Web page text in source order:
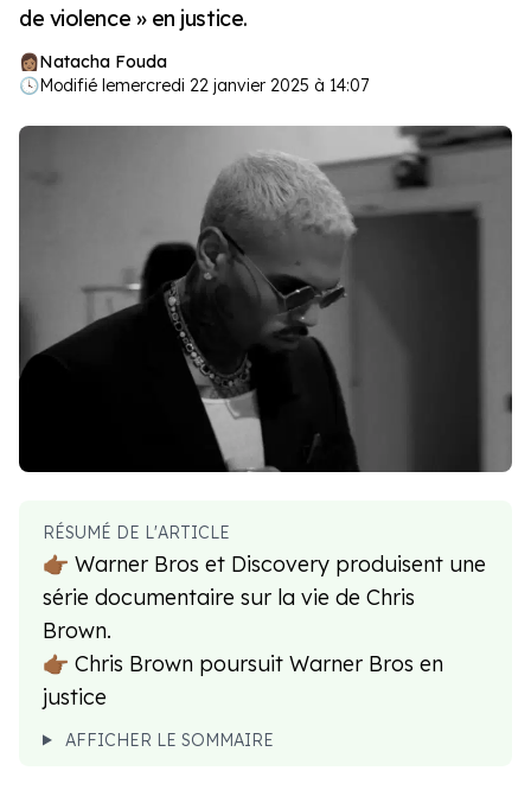
de violence » en justice.
Natacha Fouda
🕓Modifié lemercredi 22 janvier 2025 à 14:07
RÉSUMÉ DE L'ARTICLE
👉🏾 Warner Bros et Discovery produisent une
série documentaire sur la vie de Chris
Brown.
👉🏾 Chris Brown poursuit Warner Bros en
justice
AFFICHER LE SOMMAIRE